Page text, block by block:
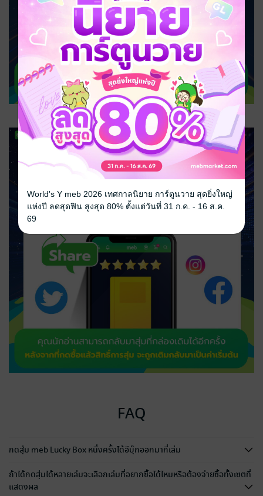
FAQ
กดสุ่ม meb Lucky Box หนึ่งครั้งได้อีบุ๊กออกมากี่เล่ม
ถ้าได้กดสุ่มได้หลายเล่มจะเลือกเล่มที่อยากซื้อได้ไหมหรือต้องจ่ายซื้อทั้งเซตที่
แสดงผล
World's Y meb 2026 เทศกาลนิยาย การ์ตูนวาย สุดยิ่งใหญ่
แห่งปี ลดสุดฟิน สูงสุด 80% ตั้งแต่วันที่ 31 ก.ค. - 16 ส.ค.
69